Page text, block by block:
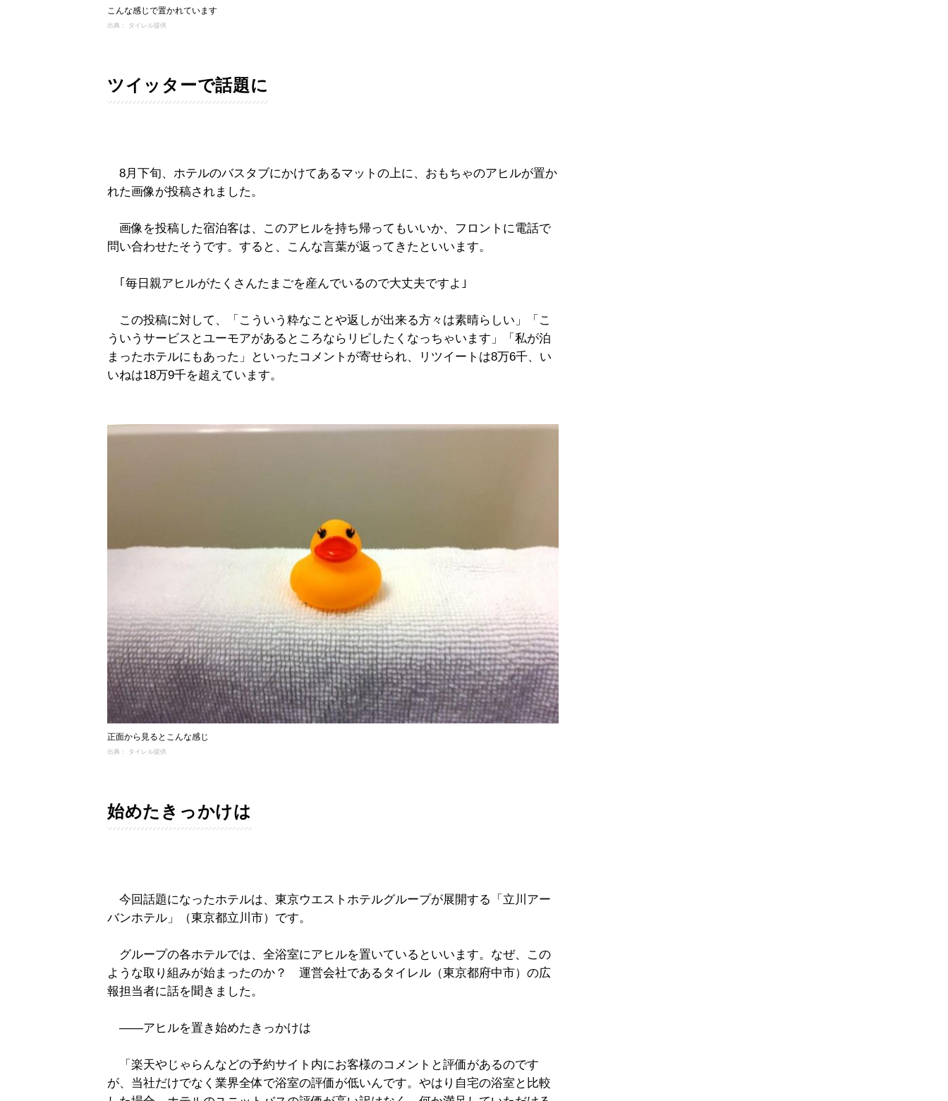
こんな感じで置かれています
出典： タイレル提供
ツイッターで話題に
8月下旬、ホテルのバスタブにかけてあるマットの上に、おもちゃのアヒルが置か
れた画像が投稿されました。
画像を投稿した宿泊客は、このアヒルを持ち帰ってもいいか、フロントに電話で
問い合わせたそうです。すると、こんな言葉が返ってきたといいます。
｢毎日親アヒルがたくさんたまごを産んでいるので大丈夫ですよ｣
この投稿に対して、「こういう粋なことや返しが出来る方々は素晴らしい」「こ
ういうサービスとユーモアがあるところならリピしたくなっちゃいます」「私が泊
まったホテルにもあった」といったコメントが寄せられ、リツイートは8万6千、い
いねは18万9千を超えています。
正面から見るとこんな感じ
出典： タイレル提供
始めたきっかけは
今回話題になったホテルは、東京ウエストホテルグループが展開する「立川アー
バンホテル」（東京都立川市）です。
グループの各ホテルでは、全浴室にアヒルを置いているといいます。なぜ、この
ような取り組みが始まったのか？ 運営会社であるタイレル（東京都府中市）の広
報担当者に話を聞きました。
――アヒルを置き始めたきっかけは
「楽天やじゃらんなどの予約サイト内にお客様のコメントと評価があるのです
が、当社だけでなく業界全体で浴室の評価が低いんです。やはり自宅の浴室と比較